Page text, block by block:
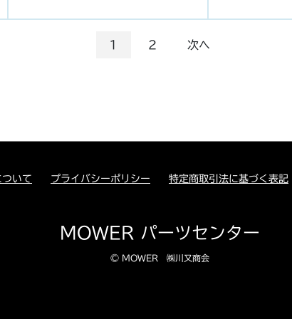
1 2 次へ
いて プライバシーポリシー 特定商取引法に基づく表記
MOWER パーツセンター
© MOWER ㈱川又商会